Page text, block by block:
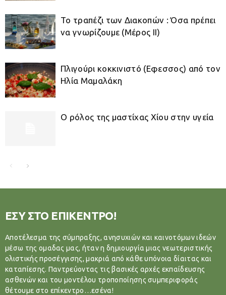
Το τραπέζι των Διακοπών : Όσα πρέπει
να γνωρίζουμε (Μέρος IΙ)
Πλιγούρι κοκκινιστό (Eφεσσος) από τον
Ηλία Μαμαλάκη
Ο ρόλος της μαστίχας Χίου στην υγεία
ΕΣΥ ΣΤΟ ΕΠΙΚΕΝΤΡΟ!
Αποτέλεσμα της σύμπραξης, ανησυχιών και καινοτόμων ιδεών
μέσω της ομαδας μας, ήταν η δημιουργία μιας νεωτεριστικής
ολιστικής προσέγγισης, μακριά από κάθε υπόνοια δίαιτας και
καταπίεσης. Παντρεύοντας τις βασικές αρχές εκπαίδευσης
ασθενών και του μοντέλου τροποποίησης συμπεριφοράς
θέτουμε στο επίκεντρο…εσένα!